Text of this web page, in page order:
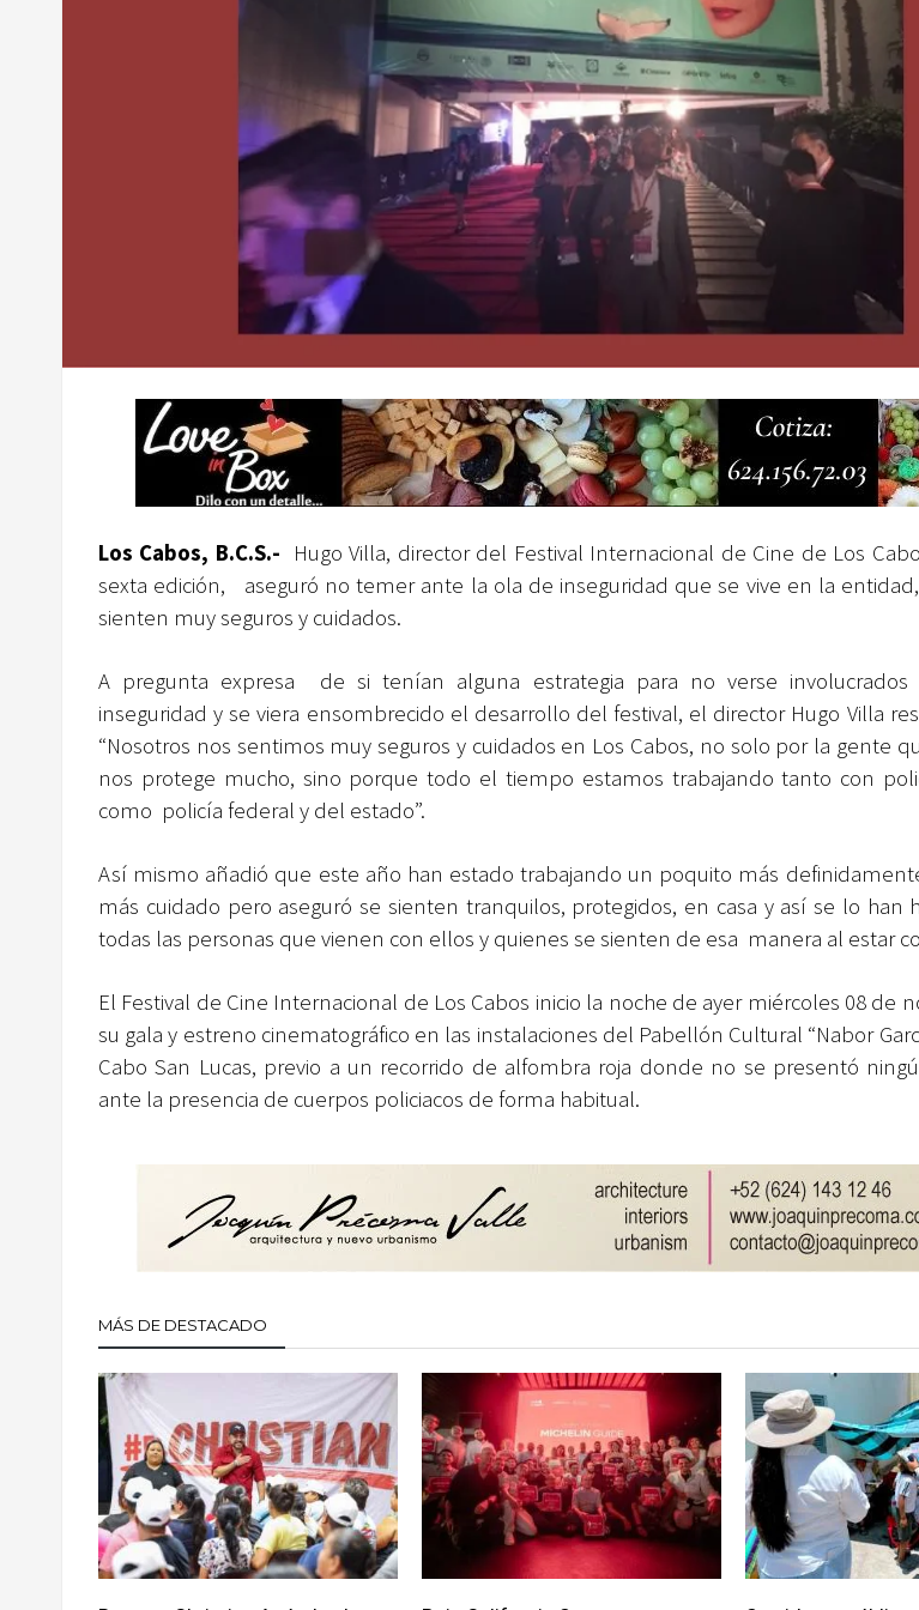
Los Cabos, B.C.S.- Hugo Villa, director del Festival Internacional de Cine de Los
sexta edición, aseguró no temer ante la ola de inseguridad que se vive en la
sienten muy seguros y cuidados.
A pregunta expresa de si tenían alguna estrategia para no verse
inseguridad y se viera ensombrecido el desarrollo del festival, el director Hugo Villa
“Nosotros nos sentimos muy seguros y cuidados en Los Cabos, no solo por la gente
nos protege mucho, sino porque todo el tiempo estamos trabajando tanto con
como policía federal y del estado”.
Así mismo añadió que este año han estado trabajando un poquito más
más cuidado pero aseguró se sienten tranquilos, protegidos, en casa y así se lo han
todas las personas que vienen con ellos y quienes se sienten de esa manera al estar
El Festival de Cine Internacional de Los Cabos inicio la noche de ayer miércoles 08 de
su gala y estreno cinematográfico en las instalaciones del Pabellón Cultural “Nabor
Cabo San Lucas, previo a un recorrido de alfombra roja donde no se presentó
ante la presencia de cuerpos policiacos de forma habitual.
MÁS DE DESTACADO